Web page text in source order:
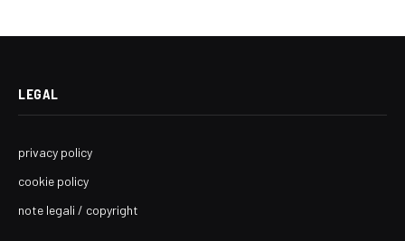
LEGAL
privacy policy
cookie policy
note legali / copyright